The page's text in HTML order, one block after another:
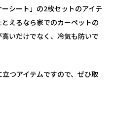
シート」の2枚セットのアイテ
えるなら家でのカーペットの
いだけでなく、冷気も防いで
つアイテムですので、ぜひ取